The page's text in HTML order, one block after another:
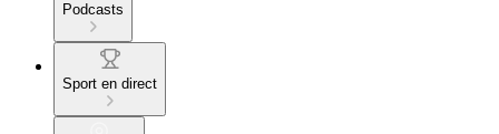
Podcasts
Sport en direct